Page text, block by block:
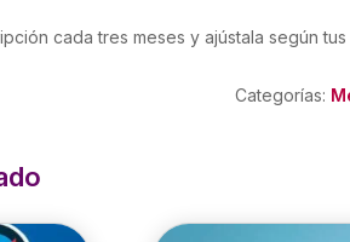
cada tres meses y ajústala según
Categorías: